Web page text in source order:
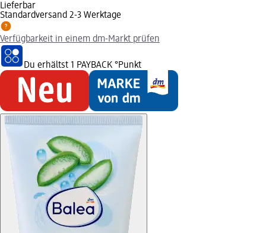
Lieferbar
Standardversand 2-3 Werktage
Verfügbarkeit in einem dm-Markt prüfen
Du erhältst 1 PAYBACK °Punkt